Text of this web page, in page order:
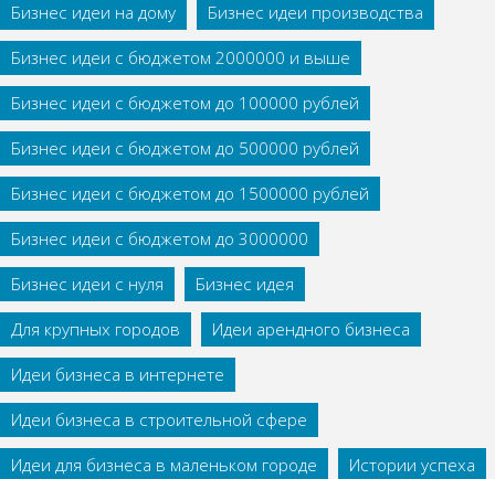
Бизнес идеи на дому
Бизнес идеи производства
Бизнес идеи с бюджетом 2000000 и выше
Бизнес идеи с бюджетом до 100000 рублей
Бизнес идеи с бюджетом до 500000 рублей
Бизнес идеи с бюджетом до 1500000 рублей
Бизнес идеи с бюджетом до 3000000
Бизнес идеи с нуля
Бизнес идея
Для крупных городов
Идеи арендного бизнеса
Идеи бизнеса в интернете
Идеи бизнеса в строительной сфере
Идеи для бизнеса в маленьком городе
Истории успеха